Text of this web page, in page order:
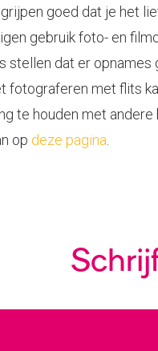
goed dat je het
gebruik foto- en
stellen dat er
fotograferen met flits
te houden met
op deze pagina